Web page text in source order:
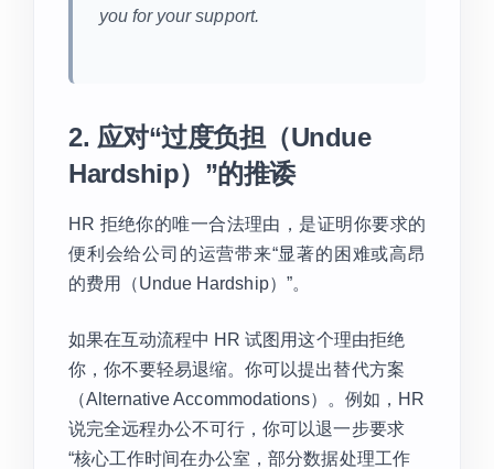
you for your support.
2. 应对“过度负担（Undue
Hardship）”的推诿
HR 拒绝你的唯一合法理由，是证明你要求的
便利会给公司的运营带来“显著的困难或高昂
的费用（Undue Hardship）”。
如果在互动流程中 HR 试图用这个理由拒绝
你，你不要轻易退缩。你可以提出替代方案
（Alternative Accommodations）。例如，HR
说完全远程办公不可行，你可以退一步要求
“核心工作时间在办公室，部分数据处理工作